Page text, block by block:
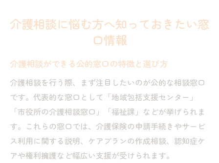
武雄市や鳥栖市で介護相談できる場の選び方
介護相談に適した窓口選定のポイントとは
武雄市で利用できる介護相談先の違い
鳥栖市周辺で頼れる介護相談支援を知る
相談支援事業所の比較と利用方法のコツ
地域包括支援センターの選び方と注意点
包括支援センター活用術とその相談内容とは
包括支援センターの介護相談内容と特徴
相談できる悩みやサービスの実例を紹介
介護相談に悩む方へ知っておきたい窓
口情報
介護相談ができる公的窓口の特徴と選び方
介護相談を行う際、まず注目したいのが公的な相談窓口
です。代表的な窓口として「地域包括支援センター」
「市役所の介護相談窓口」「福祉課」などが挙げられま
す。これらの窓口では、介護保険の申請手続きやサービ
ス利用に関する説明、ケアプランの作成相談、認知症ケ
アや権利擁護など幅広い支援が受けられます。